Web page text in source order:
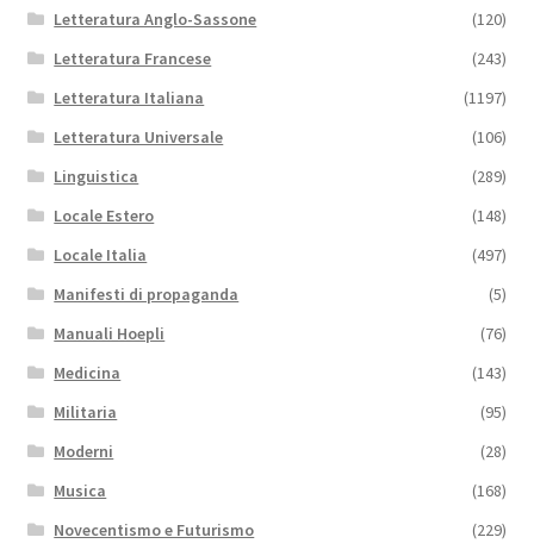
Letteratura Anglo-Sassone
(120)
Letteratura Francese
(243)
Letteratura Italiana
(1197)
Letteratura Universale
(106)
Linguistica
(289)
Locale Estero
(148)
Locale Italia
(497)
Manifesti di propaganda
(5)
Manuali Hoepli
(76)
Medicina
(143)
Militaria
(95)
Moderni
(28)
Musica
(168)
Novecentismo e Futurismo
(229)